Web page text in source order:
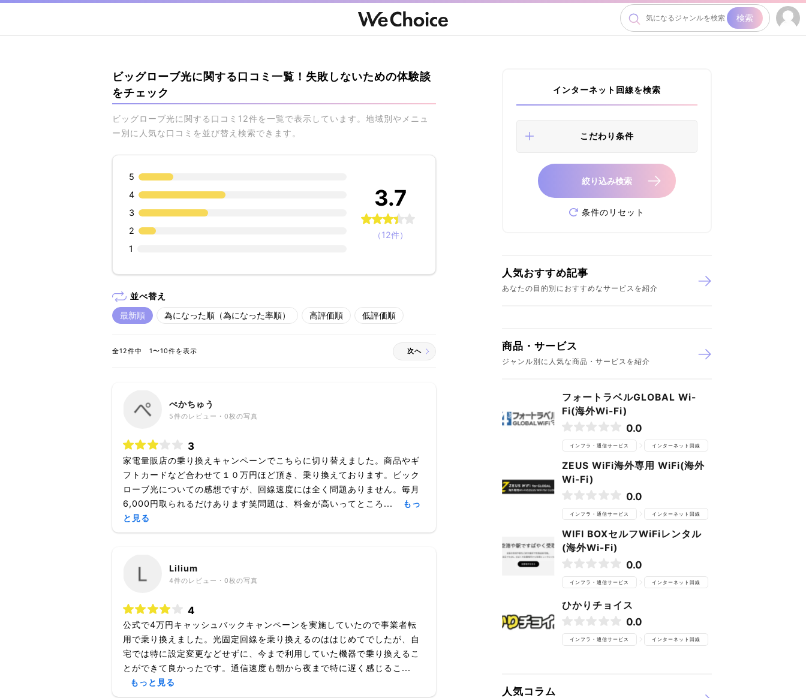
検索
ビッグローブ光に関する口コミ一覧！失敗しないための体験談
をチェック
ビッグローブ光に関する口コミ12件を一覧で表示しています。地域別やメニュ
ー別に人気な口コミを並び替え検索できます。
5
4
3
2
1
3.7
（12件）
並べ替え
最新順
為になった順（為になった率順） 高評価順 低評価順
全12件中 1〜10件を表示 次へ
ぺかちゅう
5件のレビュー・ 0枚の写真
3
家電量販店の乗り換えキャンペーンでこちらに切り替えました。商品やギ
フトカードなど合わせて１０万円ほど頂き、乗り換えております。ビック
ローブ光についての感想ですが、回線速度には全く問題ありません。毎月
6,000円取られるだけあります笑問題は、料金が高いってところ...
もっ
と見る
Lilium
4件のレビュー・ 0枚の写真
4
公式で4万円キャッシュバックキャンペーンを実施していたので事業者転
用で乗り換えました。光固定回線を乗り換えるのははじめてでしたが、自
宅では特に設定変更などせずに、今まで利用していた機器で乗り換えるこ
とができて良かったです。通信速度も朝から夜まで特に遅く感じるこ...
もっと見る
インターネット回線を検索
こだわり条件
絞り込み検索
条件のリセット
人気おすすめ記事
あなたの目的別におすすめなサービスを紹介
商品・サービス
ジャンル別に人気な商品・サービスを紹介
フォートラベルGLOBAL Wi-
Fi(海外Wi-Fi)
0.0
インフラ・通信サービス インターネット回線
ZEUS WiFi海外専用 WiFi(海外
Wi-Fi)
0.0
インフラ・通信サービス インターネット回線
WIFI BOXセルフWiFiレンタル
(海外Wi-Fi)
0.0
インフラ・通信サービス インターネット回線
ひかりチョイス
0.0
インフラ・通信サービス インターネット回線
人気コラム